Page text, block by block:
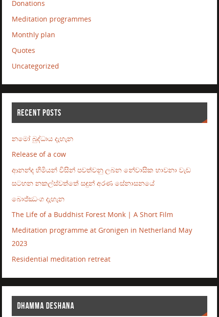
Donations
Meditation programmes
Monthly plan
Quotes
Uncategorized
RECENT POSTS
නමෝ බුද්ධාය දැහැන
Release of a cow
ආනන්ද හිමියන් විසින් පවත්වනු ලබන නේවාසික භාවනා වැඩ
සටහන නකල්ස්වත්තේ සඳුන් අරණ සේනාසනයේ
බොජ්ඣංග දැහැන
The Life of a Buddhist Forest Monk | A Short Film
Meditation programme at Gronigen in Netherland May
2023
Residential meditation retreat
DHAMMA DESHANA